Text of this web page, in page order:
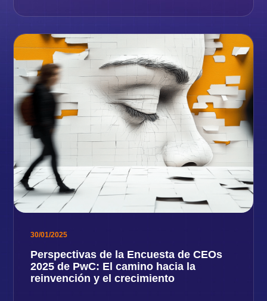
30/01/2025
Perspectivas de la Encuesta de CEOs
2025 de PwC: El camino hacia la
reinvención y el crecimiento